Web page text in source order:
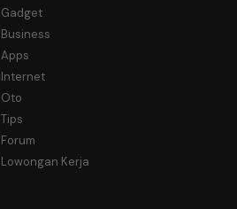
Gadget
Business
Apps
Internet
Oto
Tips
Forum
Lowongan Kerja